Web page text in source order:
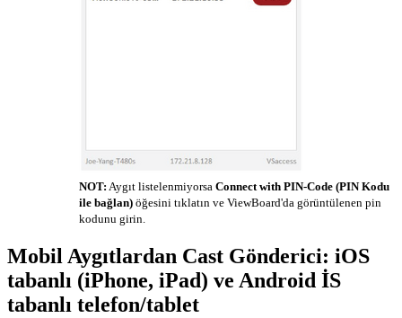
NOT: Aygıt listelenmiyorsa Connect with PIN-Code (PIN Kodu
ile bağlan) öğesini tıklatın ve ViewBoard'da görüntülenen pin
kodunu girin.
Mobil Aygıtlardan Cast Gönderici: iOS
tabanlı (iPhone, iPad) ve Android İS
tabanlı telefon/tablet